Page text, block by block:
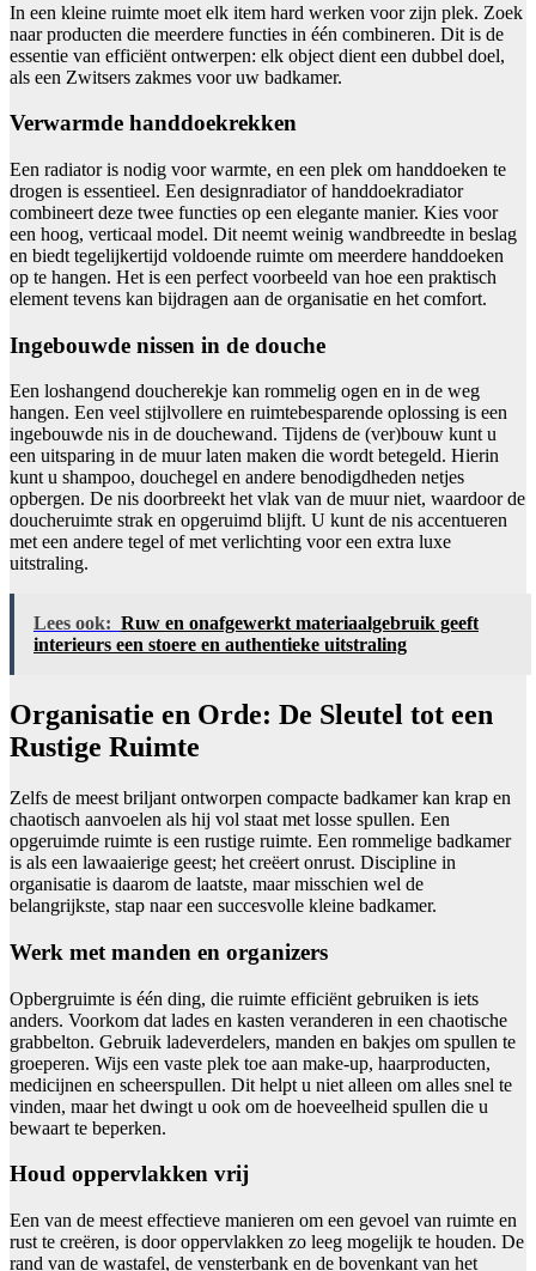
In een kleine ruimte moet elk item hard werken voor zijn plek. Zoek
naar producten die meerdere functies in één combineren. Dit is de
essentie van efficiënt ontwerpen: elk object dient een dubbel doel,
als een Zwitsers zakmes voor uw badkamer.
Verwarmde handdoekrekken
Een radiator is nodig voor warmte, en een plek om handdoeken te
drogen is essentieel. Een designradiator of handdoekradiator
combineert deze twee functies op een elegante manier. Kies voor
een hoog, verticaal model. Dit neemt weinig wandbreedte in beslag
en biedt tegelijkertijd voldoende ruimte om meerdere handdoeken
op te hangen. Het is een perfect voorbeeld van hoe een praktisch
element tevens kan bijdragen aan de organisatie en het comfort.
Ingebouwde nissen in de douche
Een loshangend doucherekje kan rommelig ogen en in de weg
hangen. Een veel stijlvollere en ruimtebesparende oplossing is een
ingebouwde nis in de douchewand. Tijdens de (ver)bouw kunt u
een uitsparing in de muur laten maken die wordt betegeld. Hierin
kunt u shampoo, douchegel en andere benodigdheden netjes
opbergen. De nis doorbreekt het vlak van de muur niet, waardoor de
doucheruimte strak en opgeruimd blijft. U kunt de nis accentueren
met een andere tegel of met verlichting voor een extra luxe
uitstraling.
Lees ook: Ruw en onafgewerkt materiaalgebruik geeft
interieurs een stoere en authentieke uitstraling
Organisatie en Orde: De Sleutel tot een
Rustige Ruimte
Zelfs de meest briljant ontworpen compacte badkamer kan krap en
chaotisch aanvoelen als hij vol staat met losse spullen. Een
opgeruimde ruimte is een rustige ruimte. Een rommelige badkamer
is als een lawaaierige geest; het creëert onrust. Discipline in
organisatie is daarom de laatste, maar misschien wel de
belangrijkste, stap naar een succesvolle kleine badkamer.
Werk met manden en organizers
Opbergruimte is één ding, die ruimte efficiënt gebruiken is iets
anders. Voorkom dat lades en kasten veranderen in een chaotische
grabbelton. Gebruik ladeverdelers, manden en bakjes om spullen te
groeperen. Wijs een vaste plek toe aan make-up, haarproducten,
medicijnen en scheerspullen. Dit helpt u niet alleen om alles snel te
vinden, maar het dwingt u ook om de hoeveelheid spullen die u
bewaart te beperken.
Houd oppervlakken vrij
Een van de meest effectieve manieren om een gevoel van ruimte en
rust te creëren, is door oppervlakken zo leeg mogelijk te houden. De
rand van de wastafel, de vensterbank en de bovenkant van het